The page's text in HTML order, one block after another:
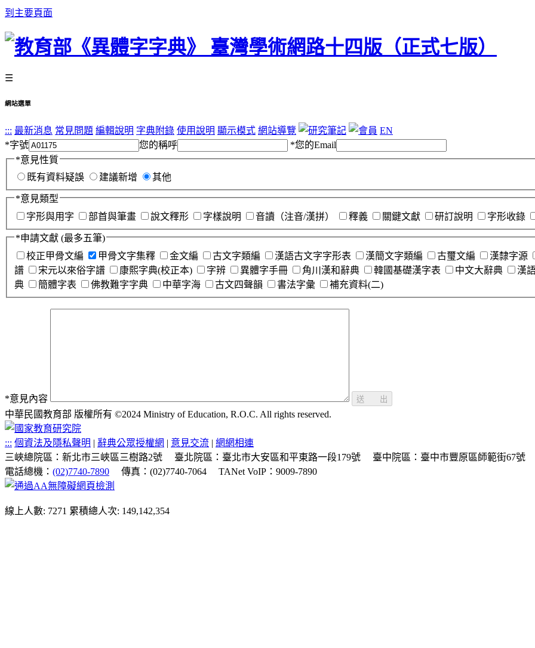
到主要頁面
☰
網站選單
::: 最新消息 常見問題 編輯說明 字典附錄 使用說明 顯示模式 網站導覽
EN
*字號 您的稱呼 *您的Email
*意見性質
既有資料疑誤
建議新增 其他
*意見類型
字形與用字
部首與筆畫 說文釋形 字樣說明 音讀（注音/漢拼） 釋義 關鍵文獻 研訂說明 字形收錄
*申請文獻 (最多五筆)
校正甲骨文編
甲骨文字集釋 金文編 古文字類編 漢語古文字字形表 漢簡文字類編 古璽文編 漢隸字源
譜
宋元以來俗字譜 康熙字典(校正本) 字辨 異體字手冊 角川漢和辭典 韓國基礎漢字表 中文大辭典 漢
典
簡體字表 佛教難字字典 中華字海 古文四聲韻 書法字彙 補充資料(二)
*意見內容 送 出
中華民國教育部 版權所有 ©2024 Ministry of Education, R.O.C. All rights reserved.
::: 個資法及隱私聲明 | 辭典公眾授權網 | 意見交流 | 網網相連
三峽總院區：新北市三峽區三樹路2號
臺北院區：臺北市大安區和平東路一段179號
臺中院區：臺中市豐原區師範街67號
電話總機： (02)7740-7890 傳真：(02)7740-7064 TANet VoIP：9009-7890
線上人數: 7271 累積總人次: 149,142,354